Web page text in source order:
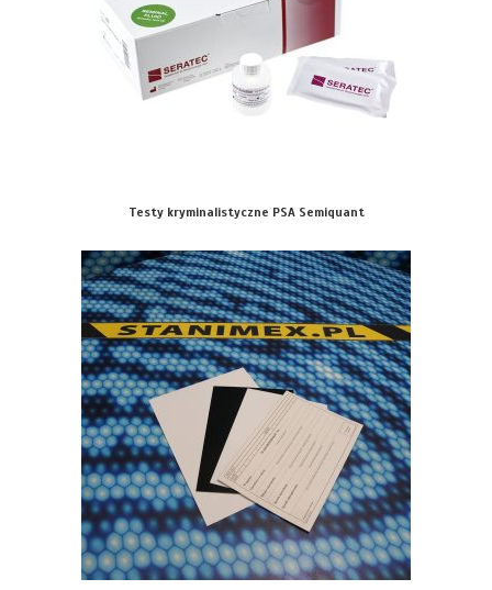
Testy kryminalistyczne PSA Semiquant